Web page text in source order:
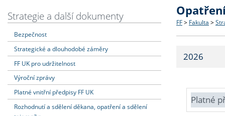
Dozvědět se více
Struktura
Strategie
Fakultní
Podat přihlášku
Co
Učitelské
Dozvědět se více
Dozvědět se více
O vědě a
Dozvědět se více
Aktuální
Strategie a další dokumenty
Bezpečnost
Strategické a dlouhodobé záměry
FF UK pro udržitelnost
Výroční zprávy
Platné vnitřní předpisy FF UK
Rozhodnutí a sdělení děkana, opatření a sdělení
FF > Fakulta >
2026
Platné